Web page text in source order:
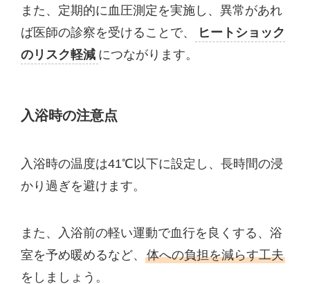
また、定期的に血圧測定を実施し、異常があれ
ば医師の診察を受けることで、
ヒートショック
のリスク軽減 につながります。
入浴時の注意点
入浴時の温度は41℃以下に設定し、長時間の浸
かり過ぎを避けます。
また、入浴前の軽い運動で血行を良くする、浴
室を予め暖めるなど、 体への負担を減らす工夫
をしましょう。